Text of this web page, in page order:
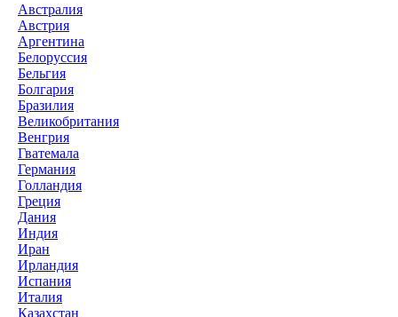
Австралия
Австрия
Аргентина
Белоруссия
Бельгия
Болгария
Бразилия
Великобритания
Венгрия
Гватемала
Германия
Голландия
Греция
Дания
Индия
Иран
Ирландия
Испания
Италия
Казахстан